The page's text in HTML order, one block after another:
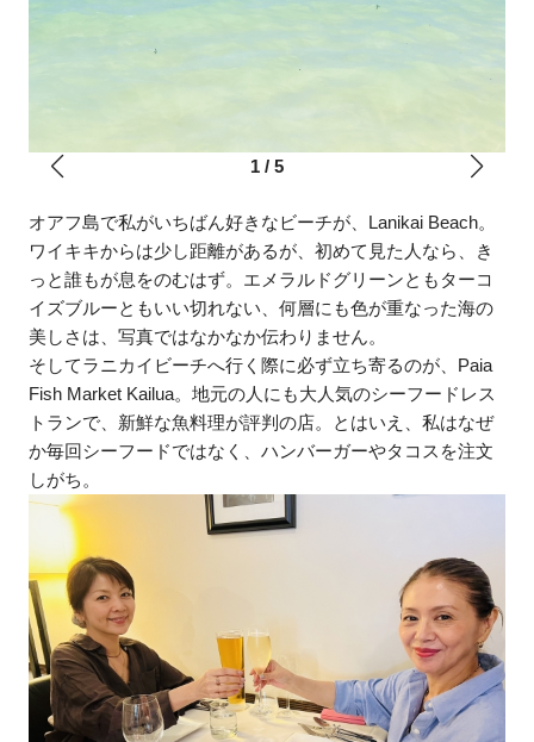
1/ 5
オアフ島で私がいちばん好きなビーチが、Lanikai Beach。
ワイキキからは少し距離があるが、初めて見た人なら、き
っと誰もが息をのむはず。エメラルドグリーンともターコ
イズブルーともいい切れない、何層にも色が重なった海の
美しさは、写真ではなかなか伝わりません。
そしてラニカイビーチへ行く際に必ず立ち寄るのが、Paia
Fish Market Kailua。地元の人にも大人気のシーフードレス
トランで、新鮮な魚料理が評判の店。とはいえ、私はなぜ
か毎回シーフードではなく、ハンバーガーやタコスを注文
しがち。